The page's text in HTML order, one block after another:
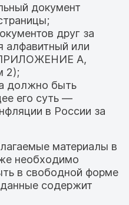
документ
друг за
алфавитный или
А,
2);
должно быть
его суть —
в России за
материалы в
необходимо
в свободной форме
содержит